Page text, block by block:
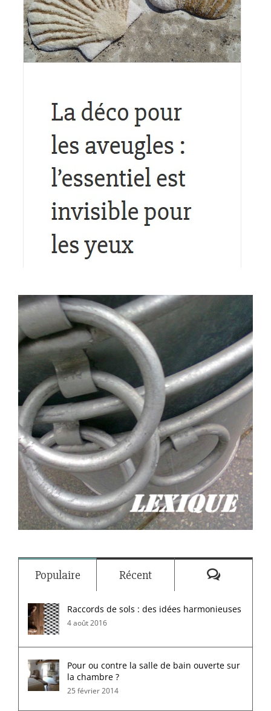
Populaire Récent
Raccords de sols : des idées harmonieuses
4 août 2016
Pour ou contre la salle de bain ouverte sur
la chambre ?
25 février 2014